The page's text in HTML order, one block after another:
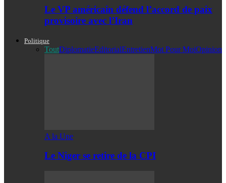
Le VP américain défend l’accord de paix
provisoire avec l’Iran
Politique
ToutDiplomatieEditorialEntretienMot Pour MoiOpinion
A la Une
Le Niger se retire de la CPI